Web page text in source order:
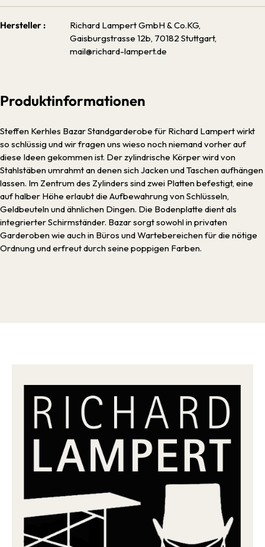
Hersteller :
Richard Lampert GmbH & Co.KG,
Gaisburgstrasse 12b, 70182 Stuttgart,
mail@richard-lampert.de
Produktinformationen
Steffen Kerhles Bazar Standgarderobe für Richard Lampert wirkt
so schlüssig und wir fragen uns wieso noch niemand vorher auf
diese Ideen gekommen ist. Der zylindrische Körper wird von
Stahlstäben umrahmt an denen sich Jacken und Taschen aufhängen
lassen. Im Zentrum des Zylinders sind zwei Platten befestigt, eine
auf halber Höhe erlaubt die Aufbewahrung von Schlüsseln,
Geldbeuteln und ähnlichen Dingen. Die Bodenplatte dient als
integrierter Schirmständer. Bazar sorgt sowohl in privaten
Garderoben wie auch in Büros und Wartebereichen für die nötige
Ordnung und erfreut durch seine poppigen Farben.